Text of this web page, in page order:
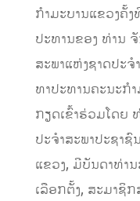
ກຳມະບານແຂວງຄັ້
ປະທານຂອງ ທ່ານ
ສະພາແຫ່ງຊາດປະ
ທາປະທານຄະນະກ
ກຽດເຂົ້າຮ່ວມໂດຍ
ປະຈຳສະພາປະຊາ
ແຂວງ, ມີບັນດາທ່າ
ເລືອກຕັ້ງ, ສະມາຊິ